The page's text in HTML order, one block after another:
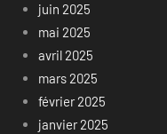
juin 2025
mai 2025
avril 2025
mars 2025
février 2025
janvier 2025